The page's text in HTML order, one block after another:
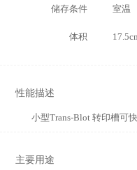
储存条件
室温
体积
性能描述
小型Trans-Blot 转印槽可
主要用途